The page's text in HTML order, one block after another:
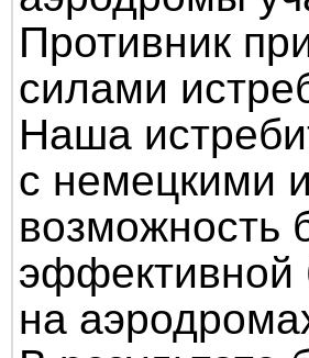
Противник
силами
Наша
с немецкими
возможность
эффективной
на